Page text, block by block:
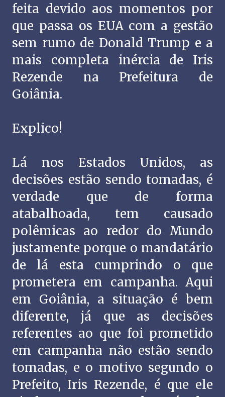
feita devido aos momentos por
que passa os EUA com a gestão
sem rumo de Donald Trump e a
mais completa inércia de Iris
Rezende na Prefeitura de
Goiânia.
Explico!
Lá nos Estados Unidos, as
decisões estão sendo tomadas, é
verdade que de forma
atabalhoada, tem causado
polêmicas ao redor do Mundo
justamente porque o mandatário
de lá esta cumprindo o que
prometera em campanha. Aqui
em Goiânia, a situação é bem
diferente, já que as decisões
referentes ao que foi prometido
em campanha não estão sendo
tomadas, e o motivo segundo o
Prefeito, Iris Rezende, é que ele